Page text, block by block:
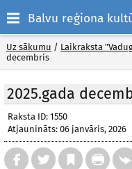
Balvu reģiona
Uz sākumu / Laikraksta
decembris
2025.gada
Raksta ID: 1550
Atjaunināts: 06 janvāris, 2026